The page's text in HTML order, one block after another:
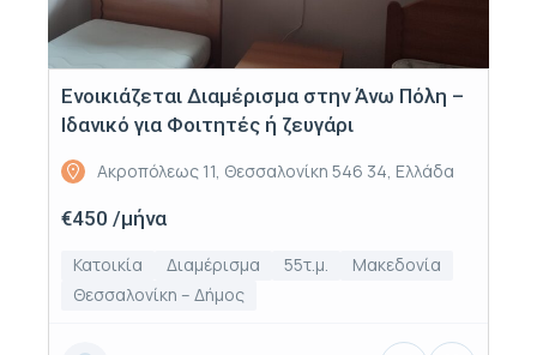
Ενοικιάζεται Διαμέρισμα στην Άνω Πόλη –
Ιδανικό για Φοιτητές ή ζευγάρι
Ακροπόλεως 11, Θεσσαλονίκη 546 34, Ελλάδα
€450 /μήνα
Κατοικία Διαμέρισμα 55τ.μ.
Μακεδονία
Θεσσαλονίκη – Δήμος